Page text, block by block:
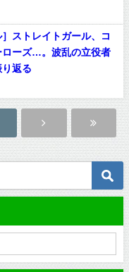
］ストレイトガール、コ
ローズ…。波乱の立役者
返る